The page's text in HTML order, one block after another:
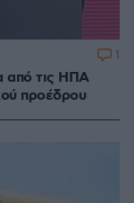
από τις ΗΠΑ
προέδρου
1